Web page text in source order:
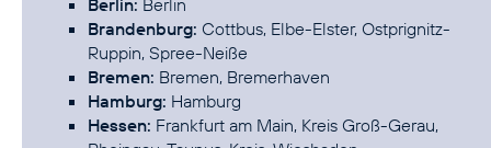
Berlin: Berlin
Brandenburg: Cottbus, Elbe-Elster, Ostprignitz-
Ruppin, Spree-Neiße
Bremen: Bremen, Bremerhaven
Hamburg: Hamburg
Hessen: Frankfurt am Main, Kreis Groß-Gerau,